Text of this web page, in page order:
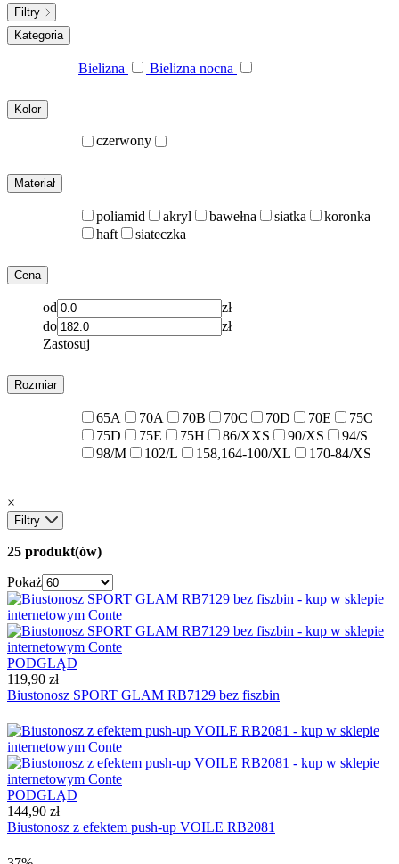
Filtry
Kategoria
Bielizna Bielizna nocna
Kolor
czerwony
Materiał
poliamid akryl bawełna siatka
koronka
haft
siateczka
Cena
od
zł
do
zł
Zastosuj
Rozmiar
65A 70A 70B 70C 70D 70E
75C
75D
75E 75H 86/XXS 90/XS
94/S
98/M
102/L 158,164-100/XL 170-84/XS
×
Filtry
25 produkt(ów)
Pokaż
PODGLĄD
119,90 zł
Biustonosz SPORT GLAM RB7129 bez fiszbin
PODGLĄD
144,90 zł
Biustonosz z efektem push-up VOILE RB2081